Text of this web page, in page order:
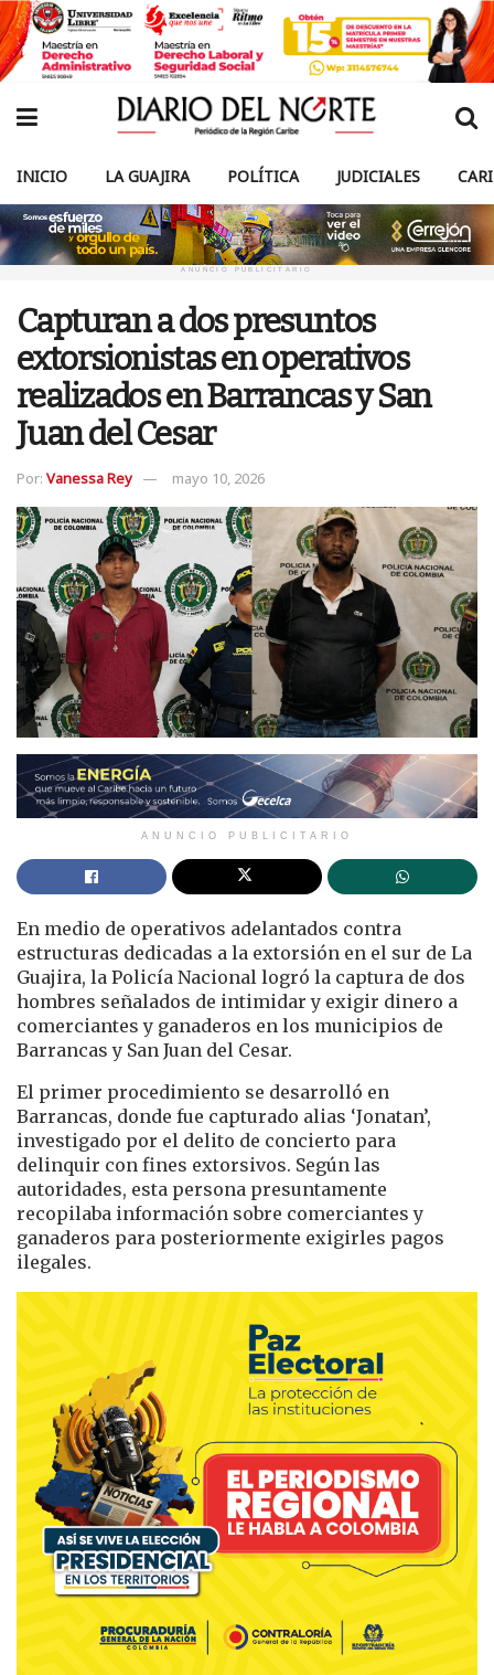
INICIO LA GUAJIRA POLÍTICA JUDICIALES
ANUNCIO PUBLICITARIO
Capturan a dos presuntos
extorsionistas en operativos
realizados en Barrancas y San
Juan del Cesar
Por: Vanessa Rey mayo 10, 2026
ANUNCIO PUBLICITARIO
En medio de operativos adelantados contra
estructuras dedicadas a la extorsión en el sur de La
Guajira, la Policía Nacional logró la captura de dos
hombres señalados de intimidar y exigir dinero a
comerciantes y ganaderos en los municipios de
Barrancas y San Juan del Cesar.
El primer procedimiento se desarrolló en
Barrancas, donde fue capturado alias ‘Jonatan’,
investigado por el delito de concierto para
delinquir con fines extorsivos. Según las
autoridades, esta persona presuntamente
recopilaba información sobre comerciantes y
ganaderos para posteriormente exigirles pagos
ilegales.